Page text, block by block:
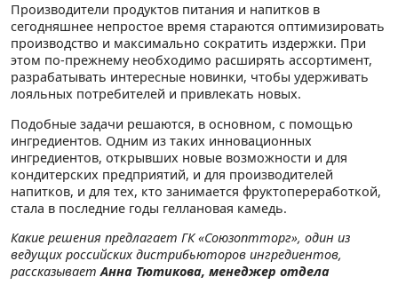
Производители продуктов питания и напитков в
сегодняшнее непростое время стараются оптимизировать
производство и максимально сократить издержки. При
этом по-прежнему необходимо расширять ассортимент,
разрабатывать интересные новинки, чтобы удерживать
лояльных потребителей и привлекать новых.
Подобные задачи решаются, в основном, с помощью
ингредиентов. Одним из таких инновационных
ингредиентов, открывших новые возможности и для
кондитерских предприятий, и для производителей
напитков, и для тех, кто занимается фруктопереработкой,
стала в последние годы геллановая камедь.
Какие решения предлагает ГК «Союзоптторг», один из
ведущих российских дистрибьюторов ингредиентов,
рассказываетАнна Тютикова, менеджер отдела